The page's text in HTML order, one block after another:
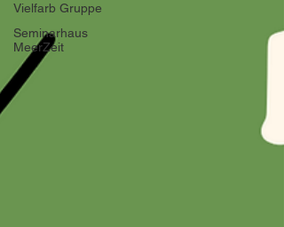
Vielfarb Gruppe
Seminarhaus
MeerZeit